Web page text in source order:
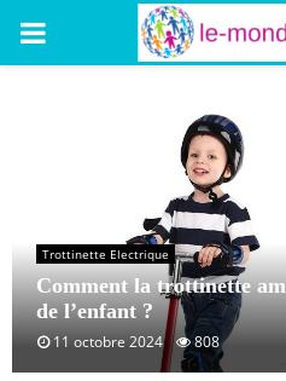
PRIMARY
Trottinette Electrique
Comment la trottinette
de l’enfant ?
11 octobre 2024 808